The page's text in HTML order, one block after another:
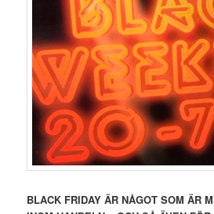
BLACK FRIDAY ÄR NÅGOT SOM ÄR